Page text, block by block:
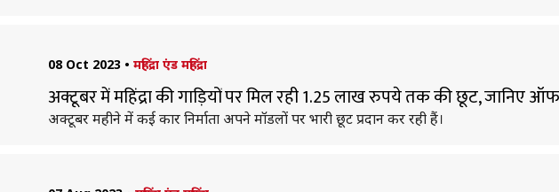
08 Oct 2023 • महिंद्रा एंड महिंद्रा
अक्टूबर में महिंद्रा की गाड़ियों पर मिल रही 1.25 लाख रुपये तक की छूट, जानिए
अक्टूबर महीने में कई कार निर्माता अपने मॉडलों पर भारी छूट प्रदान कर रही हैं।